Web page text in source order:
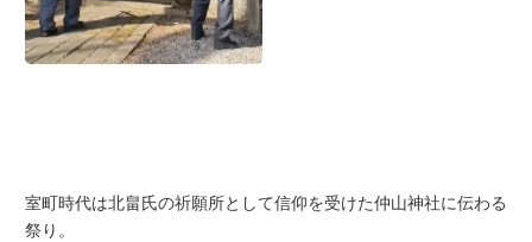
室町時代は北畠氏の祈願所として信仰を受けた仲山神社に伝わる
祭り。